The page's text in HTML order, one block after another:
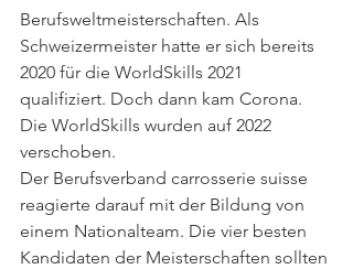
Berufsweltmeisterschaften. Als
Schweizermeister hatte er sich bereits
2020 für die WorldSkills 2021
qualifiziert. Doch dann kam Corona.
Die WorldSkills wurden auf 2022
verschoben.
Der Berufsverband carrosserie suisse
reagierte darauf mit der Bildung von
einem Nationalteam. Die vier besten
Kandidaten der Meisterschaften sollten